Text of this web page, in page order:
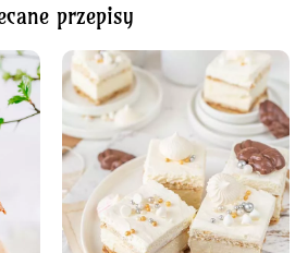
przepisy